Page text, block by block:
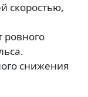
скоростью,
ровного
снижения